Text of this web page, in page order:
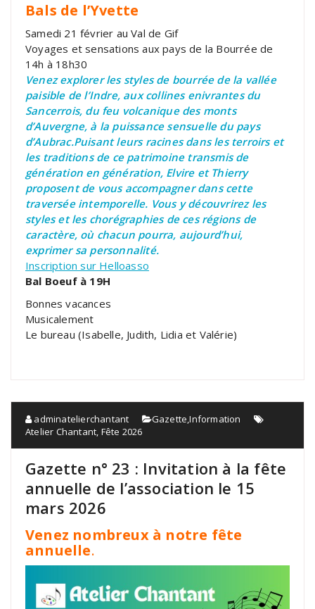
Bals de l’Yvette
Samedi 21 février au Val de Gif
Voyages et sensations aux pays de la Bourrée de
14h à 18h30
Venez explorer les styles de bourrée de la vallée
paisible de l’Indre, aux collines enivrantes du
Sancerrois, du feu volcanique des monts
d’Auvergne, à la puissance sensuelle du pays
d’Aubrac.Puisant leurs racines dans les terroirs et
les traditions de ce patrimoine transmis de
génération en génération, Elvire et Thierry
proposent de vous accompagner dans cette
traversée intemporelle. Vous y découvrirez les
styles et les chorégraphies de ces régions de
caractère, où chacun pourra, aujourd’hui,
exprimer sa personnalité.
Inscription sur Helloasso
Bal Boeuf à 19H
Bonnes vacances
Musicalement
Le bureau (Isabelle, Judith, Lidia et Valérie)
adminatelierchantant Gazette,Information
Atelier Chantant, Fête 2026
Gazette n° 23 : Invitation à la fête
annuelle de l’association le 15
mars 2026
Venez nombreux à notre fête
annuelle.